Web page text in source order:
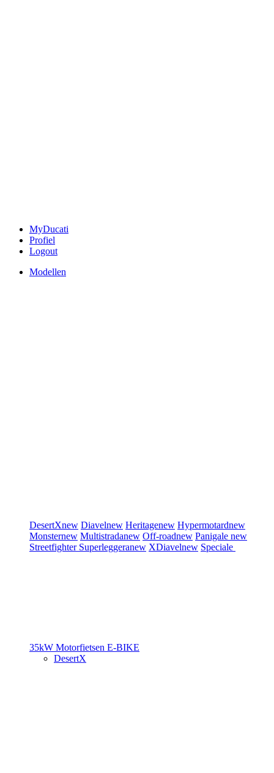
MyDucati
Profiel
Logout
Modellen
DesertXnew Diavelnew Heritagenew Hypermotardnew
Monsternew Multistradanew Off-roadnew Panigale new
Streetfighter Superleggeranew XDiavelnew Speciale
35kW Motorfietsen E-BIKE
DesertX